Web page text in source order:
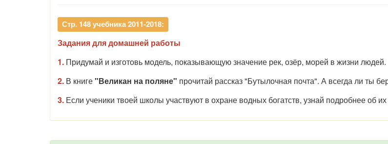
Стр. 148 учебника 2011-2018:
Задания для домашней работы
1. Придумай и изготовь модель, показывающую значение рек, озёр, морей в жизни людей.
2. В книге"Великан на поляне" прочитай рассказ "Бутылочная почта". А всегда ли ты
3. Если ученики твоей школы участвуют в охране водных богатств, узнай подробнее об